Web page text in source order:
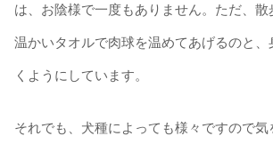
は、お陰様で一度もありません。ただ、散
温かいタオルで肉球を温めてあげるのと
くようにしています。
それでも、犬種によっても様々ですので気